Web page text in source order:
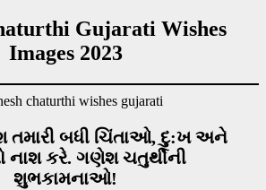
Gujarati Wishes
Images 2023
નાશ કરે. ગણેશ ચતુર્થીની
શુભકામનાઓ!